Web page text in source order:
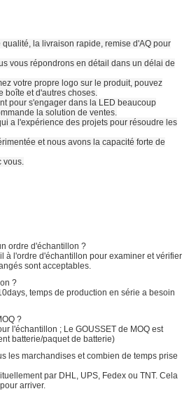
la livraison rapide, remise d'AQ pour
vous répondrons en détail dans un délai de
votre propre logo sur le produit, pouvez
boîte et d'autres choses.
pour s'engager dans la LED beaucoup
la solution de ventes.
a l'expérience des projets pour résoudre les
et nous avons la capacité forte de
vous.
ordre d'échantillon ?
à l'ordre d'échantillon pour examiner et vérifier
sont acceptables.
?
temps de production en série a besoin
?
l'échantillon ; Le GOUSSET de MOQ est
batterie/paquet de batterie)
les marchandises et combien de temps prise
par DHL, UPS, Fedex ou TNT. Cela
arriver.